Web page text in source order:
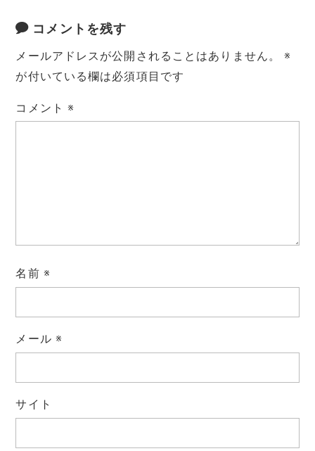
コメントを残す
メールアドレスが公開されることはありません。
※
が付いている欄は必須項目です
コメント※
名前 ※
メール ※
サイト